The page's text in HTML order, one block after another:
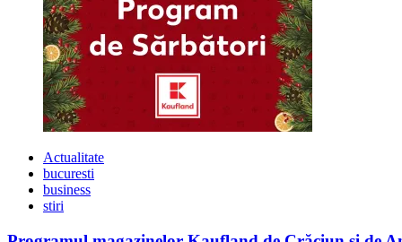
Actualitate
bucuresti
business
stiri